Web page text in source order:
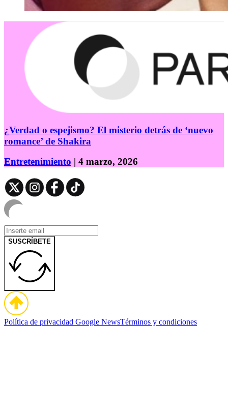
¿Verdad o espejismo? El misterio detrás de ‘nuevo
romance’ de Shakira
Entretenimiento | 4 marzo, 2026
SUSCRÍBETE
Política de privacidad Google NewsTérminos y condiciones